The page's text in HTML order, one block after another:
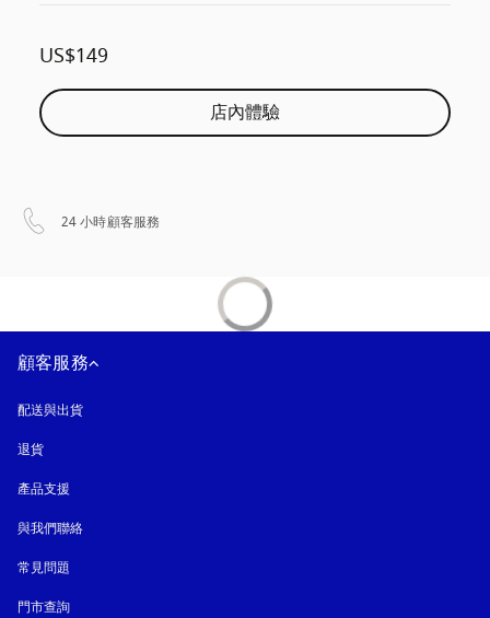
US$149
店內體驗
24 小時顧客服務
顧客服務
配送與出貨
退貨
產品支援
與我們聯絡
常見問題
門市查詢